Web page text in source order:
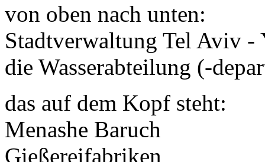
von oben nach unten:
Stadtverwaltung Tel Aviv -
die Wasserabteilung (-
das auf dem Kopf steht:
Menashe Baruch
Gießereifabriken